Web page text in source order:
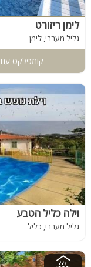
לימן ריזורט
גליל מערבי, לימן
קומפלקס עם 5 וילות פרטיות לנופש, סהכ 15 חדרים
וילה כליל הטבע
גליל מערבי, כליל